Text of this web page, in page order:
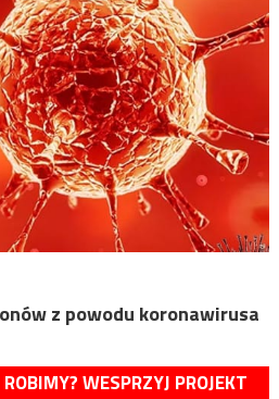
z powodu koronawirusa
WESPRZYJ PROJEKT